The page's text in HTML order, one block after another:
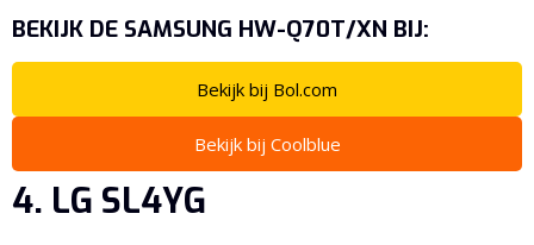
BEKIJK DE SAMSUNG HW-Q70T/XN BIJ:
Bekijk bij Bol.com
Bekijk bij Coolblue
4. LG SL4YG